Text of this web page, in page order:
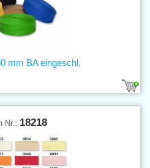
mm BA eingeschl.
Nr.: 18218